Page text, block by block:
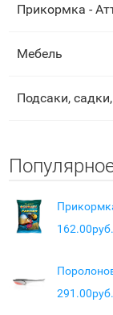
Прикормка -
Мебель
Подсаки,
162.00руб.
291.00руб.